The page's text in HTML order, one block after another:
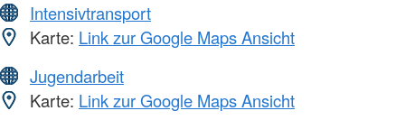
Intensivtransport
Karte: Link zur Google Maps Ansicht
Jugendarbeit
Karte: Link zur Google Maps Ansicht